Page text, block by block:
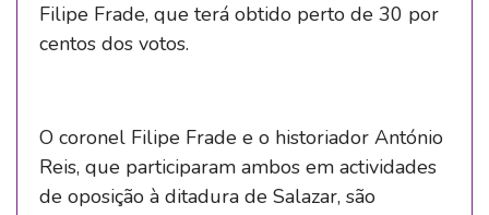
Filipe Frade, que terá obtido perto de 30 por
centos dos votos.
O coronel Filipe Frade e o historiador António
Reis, que participaram ambos em actividades
de oposição à ditadura de Salazar, são